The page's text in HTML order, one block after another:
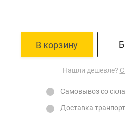
В корзину
Нашли дешевле?
Самовывоз со
Доставка